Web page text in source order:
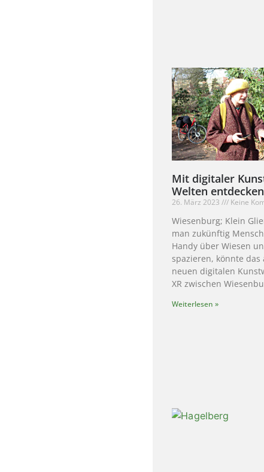
Mit digitaler
Welten entdecken
26. März 2023 Keine
Wiesenburg; Klein
man zukünftig
Handy über Wiesen
spazieren, könnte das
neuen digitalen
XR zwischen
Weiterlesen »